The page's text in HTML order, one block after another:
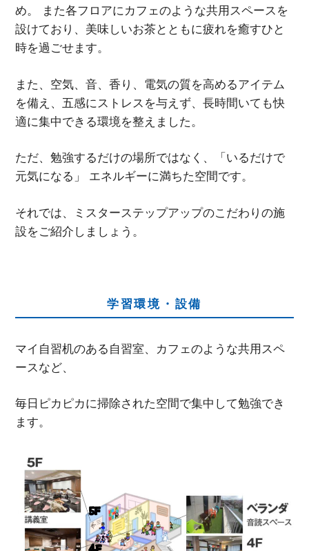
め。 また各フロアにカフェのような共用スペースを
設けており、美味しいお茶とともに疲れを癒すひと
時を過ごせます。
また、空気、音、香り、電気の質を高めるアイテム
を備え、五感にストレスを与えず、長時間いても快
適に集中できる環境を整えました。
ただ、勉強するだけの場所ではなく、「いるだけで
元気になる」 エネルギーに満ちた空間です。
それでは、ミスターステップアップのこだわりの施
設をご紹介しましょう。
学習環境・設備
マイ自習机のある自習室、カフェのような共用スペ
ースなど、
毎日ピカピカに掃除された空間で集中して勉強でき
ます。